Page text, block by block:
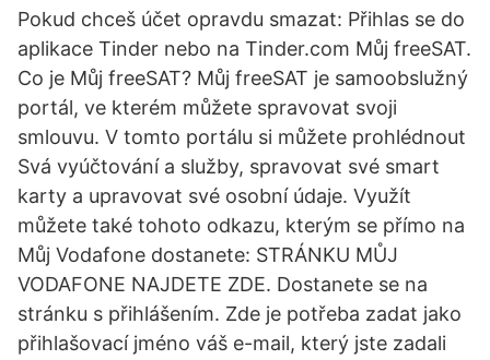
Pokud chceš účet opravdu smazat: Přihlas se do
aplikace Tinder nebo na Tinder.com Můj freeSAT.
Co je Můj freeSAT? Můj freeSAT je samoobslužný
portál, ve kterém můžete spravovat svoji
smlouvu. V tomto portálu si můžete prohlédnout
Svá vyúčtování a služby, spravovat své smart
karty a upravovat své osobní údaje. Využít
můžete také tohoto odkazu, kterým se přímo na
Můj Vodafone dostanete: STRÁNKU MŮJ
VODAFONE NAJDETE ZDE. Dostanete se na
stránku s přihlášením. Zde je potřeba zadat jako
přihlašovací jméno váš e-mail, který jste zadali